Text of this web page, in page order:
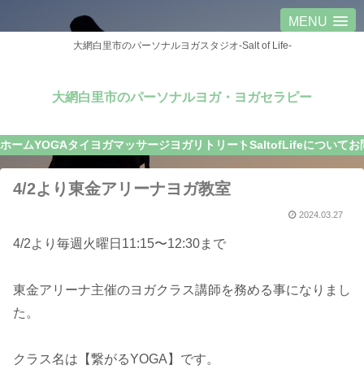
MENU
大網白里市のパーソナルヨガスタジオ-Salt of Life-
大網白里市のパーソナルヨガ・ヨガセラピー
ホームYOGAタイヨガマッサージヨガリトリートSaltofLifeについてお
4/2より東金アリーナヨガ教室
2024.03.27
4/2より毎週火曜日11:15〜12:30まで
東金アリーナ主催のヨガクラス講師を務める事になりまし
た。
クラス名は【繋がるYOGA】です。